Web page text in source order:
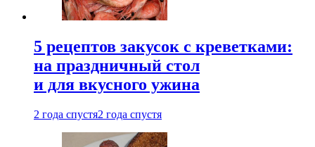
5 рецептов закусок с креветками:
на праздничный стол
и для вкусного ужина
2 года спустя2 года спустя